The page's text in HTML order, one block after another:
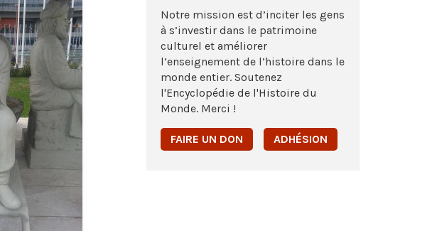
Notre mission est d’inciter les gens
à s’investir dans le patrimoine
culturel et améliorer
l’enseignement de l’histoire dans le
monde entier. Soutenez
l'Encyclopédie de l'Histoire du
Monde. Merci !
FAIRE UN DON ADHÉSION